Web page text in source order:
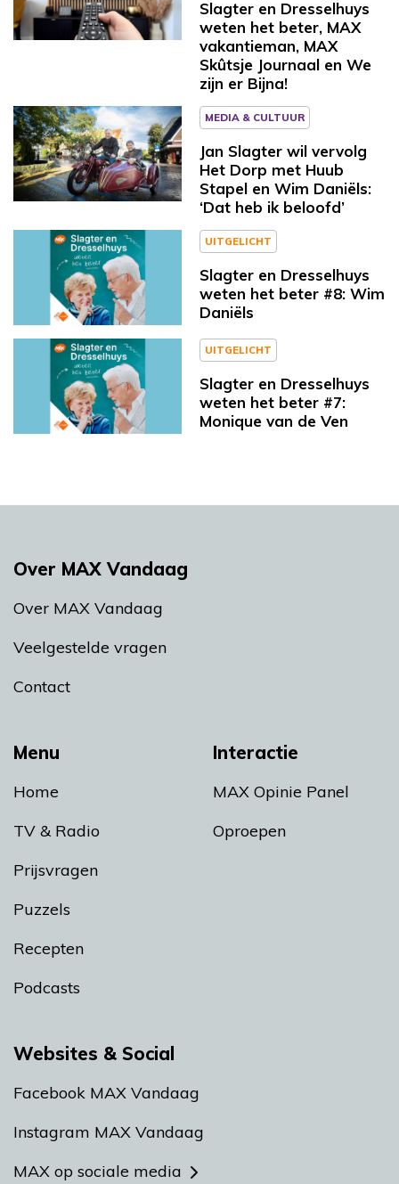
Slagter en Dresselhuys
weten het beter, MAX
vakantieman, MAX
Skûtsje Journaal en We
zijn er Bijna!
MEDIA & CULTUUR
Jan Slagter wil vervolg
Het Dorp met Huub
Stapel en Wim Daniëls:
‘Dat heb ik beloofd’
UITGELICHT
Slagter en Dresselhuys
weten het beter #8: Wim
Daniëls
UITGELICHT
Slagter en Dresselhuys
weten het beter #7:
Monique van de Ven
Menu
Home
TV & Radio
Prijsvragen
Puzzels
Recepten
Podcasts
Interactie
MAX Opinie Panel
Oproepen
Over MAX Vandaag
Over MAX Vandaag
Veelgestelde vragen
Contact
Websites & Social
Facebook MAX Vandaag
Instagram MAX Vandaag
MAX op sociale media